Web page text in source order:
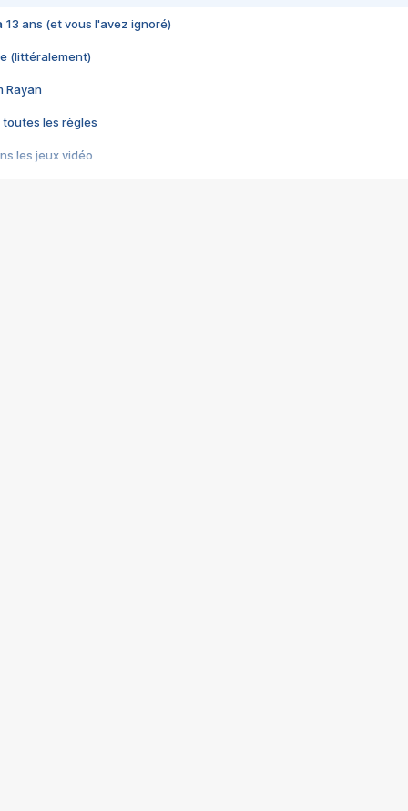
13 ans (et vous l'avez ignoré)
(littéralement)
Rayan
toutes les règles
les jeux vidéo